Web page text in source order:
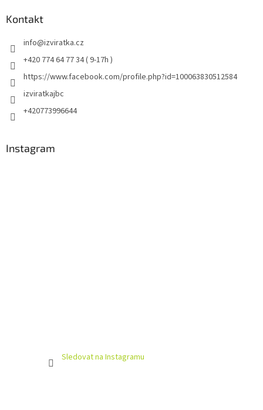
Kontakt
info@izviratka.cz
+420 774 64 77 34 ( 9-17h )
https://www.facebook.com/profile.php?id=100063830512584
izviratkajbc
+420773996644
Instagram
Sledovat na Instagramu